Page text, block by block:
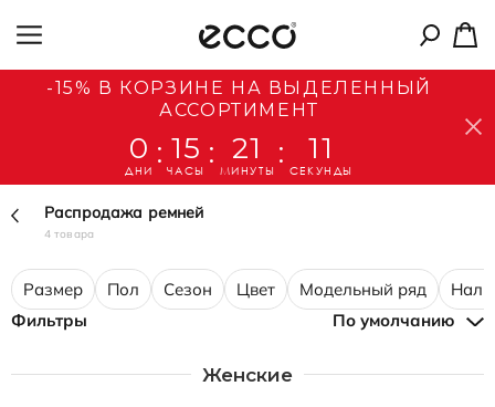
-15% В КОРЗИНЕ НА ВЫДЕЛЕННЫЙ
АССОРТИМЕНТ
0
ДНИ
: 15
ЧАСЫ
: 21
МИНУТЫ
: 11
СЕКУНДЫ
Распродажа ремней
4 товара
Размер Пол Сезон Цвет Модельный ряд
Фильтры
По умолчанию
Женские